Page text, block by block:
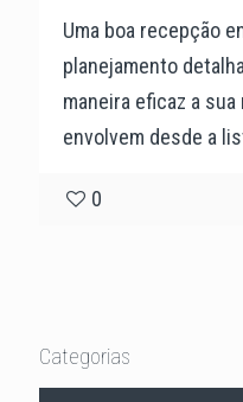
Uma boa recepção
planejamento
maneira eficaz a
envolvem desde a
0
Categorias